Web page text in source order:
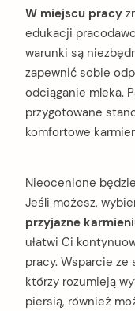
W miejscu pracy
edukacji
warunki są
zapewnić sobie
odciąganie mleka.
przygotowane
komfortowe
Nieocenione
Jeśli możesz,
przyjazne
ułatwi Ci
pracy. Wsparcie
którzy rozumieją
piersią, również